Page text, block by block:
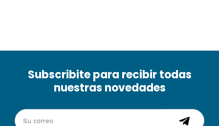
Subscribite para recibir todas
nuestras novedades